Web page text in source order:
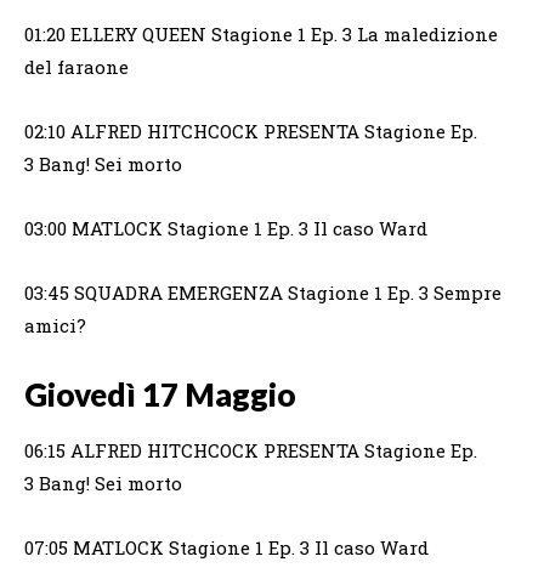
01:20 ELLERY QUEEN Stagione 1 Ep. 3 La maledizione
del faraone
02:10 ALFRED HITCHCOCK PRESENTA Stagione Ep.
3 Bang! Sei morto
03:00 MATLOCK Stagione 1 Ep. 3 Il caso Ward
03:45 SQUADRA EMERGENZA Stagione 1 Ep. 3 Sempre
amici?
Giovedì 17 Maggio
06:15 ALFRED HITCHCOCK PRESENTA Stagione Ep.
3 Bang! Sei morto
07:05 MATLOCK Stagione 1 Ep. 3 Il caso Ward